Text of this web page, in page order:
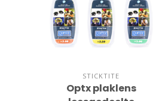
STICKTITE
Optx plaklens